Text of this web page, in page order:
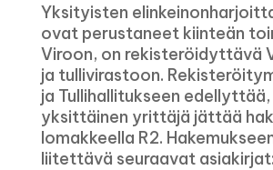
Yksityisten
ovat perustaneet kiinteän
Viroon, on rekisteröidyttävä
ja tullivirastoon.
ja Tullihallitukseen
yksittäinen yrittäjä jättää
lomakkeella R2.
liitettävä seuraavat asiakirjat: